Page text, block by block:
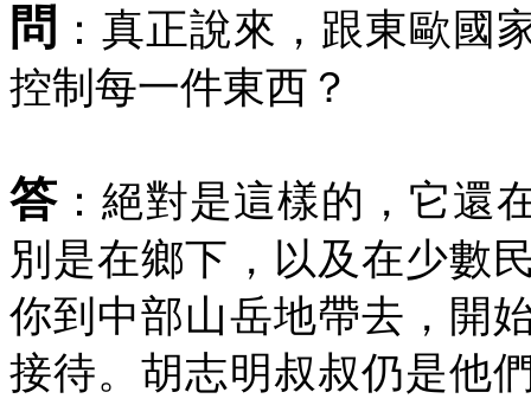
問 ：真正說來，跟東歐國
控制每一件東西？
答：絕對是這樣的，它還
別是在鄉下，以及在少數
你到中部山岳地帶去，開
接待。胡志明叔叔仍是他